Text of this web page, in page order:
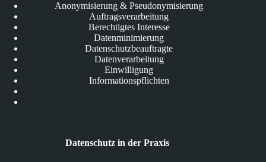
Anonymisierung & Pseudonymisierung
Auftragsverarbeitung
Berechtigtes Interesse
Datenminimierung
Datenschutzbeauftragte
Datenverarbeitung
Einwilligung
Informationspflichten
Datenschutz in der Praxis